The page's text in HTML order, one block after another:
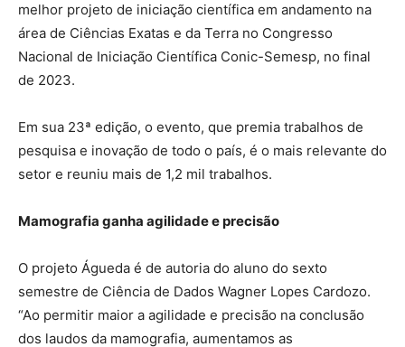
melhor projeto de iniciação científica em andamento na
área de Ciências Exatas e da Terra no Congresso
Nacional de Iniciação Científica Conic-Semesp, no final
de 2023.
Em sua 23ª edição, o evento, que premia trabalhos de
pesquisa e inovação de todo o país, é o mais relevante do
setor e reuniu mais de 1,2 mil trabalhos.
Mamografia ganha agilidade e precisão
O projeto Águeda é de autoria do aluno do sexto
semestre de Ciência de Dados Wagner Lopes Cardozo.
“Ao permitir maior a agilidade e precisão na conclusão
dos laudos da mamografia, aumentamos as